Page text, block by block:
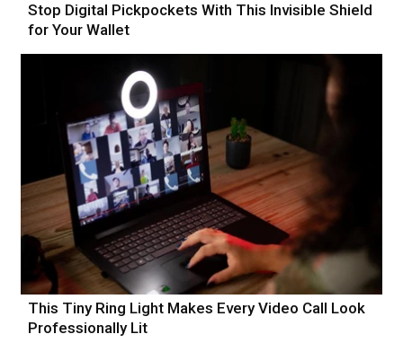
Stop Digital Pickpockets With This Invisible Shield
for Your Wallet
This Tiny Ring Light Makes Every Video Call Look
Professionally Lit